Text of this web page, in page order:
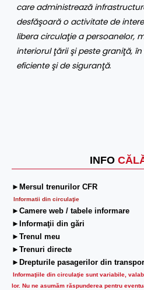
INFO
►Mersul trenurilor CFR
Informatii din circulaţie
►Camere web / tabele informare
►Informaţii din gări
►Trenul meu
►Trenuri directe
►Drepturile pasagerilor din
Informaţiile din circulaţie sunt variabile,
lor. Nu ne asumăm răspunderea pentru
care administrează
desfăşoară o activitate de
libera circulaţie a persoanelor,
interiorul ţării şi peste graniţă,
eficiente şi de siguranţă.